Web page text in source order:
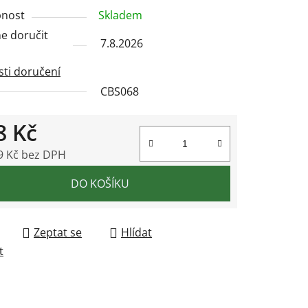
Skladem
doručit
7.8.2026
doručení
CBS068
Kč
Kč bez DPH
DO KOŠÍKU
Zeptat se
Hlídat